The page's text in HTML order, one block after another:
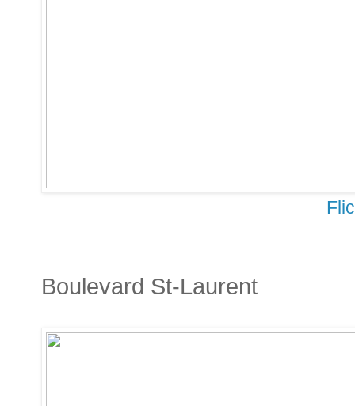
Boulevard St-Laurent